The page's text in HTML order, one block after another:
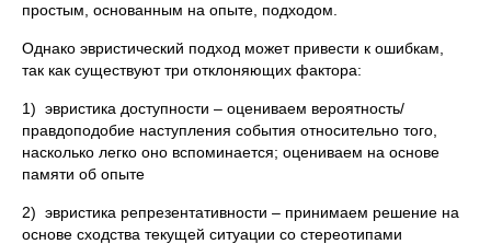
простым, основанным на опыте, подходом.
Однако эвристический подход может привести к ошибкам,
так как существуют три отклоняющих фактора:
1) эвристика доступности – оцениваем вероятность/
правдоподобие наступления события относительно того,
насколько легко оно вспоминается; оцениваем на основе
памяти об опыте
2) эвристика репрезентативности – принимаем решение на
основе сходства текущей ситуации со стереотипами